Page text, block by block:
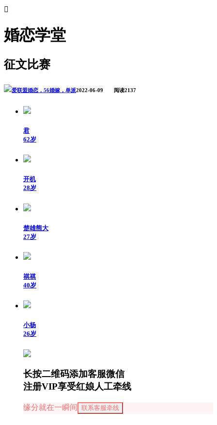

婚恋学堂
征文比赛
爱联盟婚恋，56婚嫁，单派2022-06-09 阅读2137
君
62岁
开机
28岁
楚雄熊大
27岁
祺祺
40岁
小杨
26岁
长按二维码添加客服微信
注册VIP享受红娘人工牵线
缘分就在一瞬间 联系客服牵线